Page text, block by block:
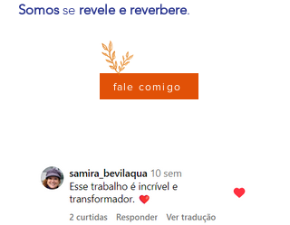
Somosse revele e reverbere.
fale comigo